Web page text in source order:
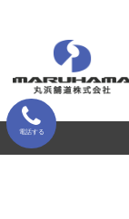
電話する